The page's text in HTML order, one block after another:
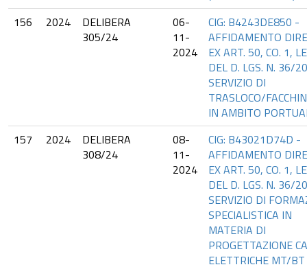
156
2024
DELIBERA
305/24
06-
11-
2024
CIG: B4243DE850 -
AFFIDAMENTO
EX ART. 50, CO. 1,
DEL D. LGS. N. 36/
SERVIZIO DI
TRASLOCO/
IN AMBITO
157
2024
DELIBERA
308/24
08-
11-
2024
CIG: B43021D74D -
AFFIDAMENTO
EX ART. 50, CO. 1,
DEL D. LGS. N. 36/
SERVIZIO DI
SPECIALISTICA IN
MATERIA DI
PROGETTAZIONE
ELETTRICHE MT/